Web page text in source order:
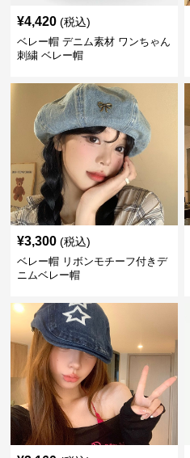
¥4,420 (税込)
ベレー帽 デニム素材 ワンちゃん
刺繍 ベレー帽
¥3,300 (税込)
ベレー帽 リボンモチーフ付きデ
ニムベレー帽